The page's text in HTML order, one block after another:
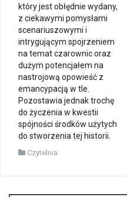
który jest obłędnie wydany,
z ciekawymi pomysłami
scenariuszowymi i
intrygującym spojrzeniem
na temat czarownic oraz
dużym potencjałem na
nastrojową opowieść z
emancypacją w tle.
Pozostawia jednak trochę
do życzenia w kwestii
spójności środków użytych
do stworzenia tej historii.
Czytelnia